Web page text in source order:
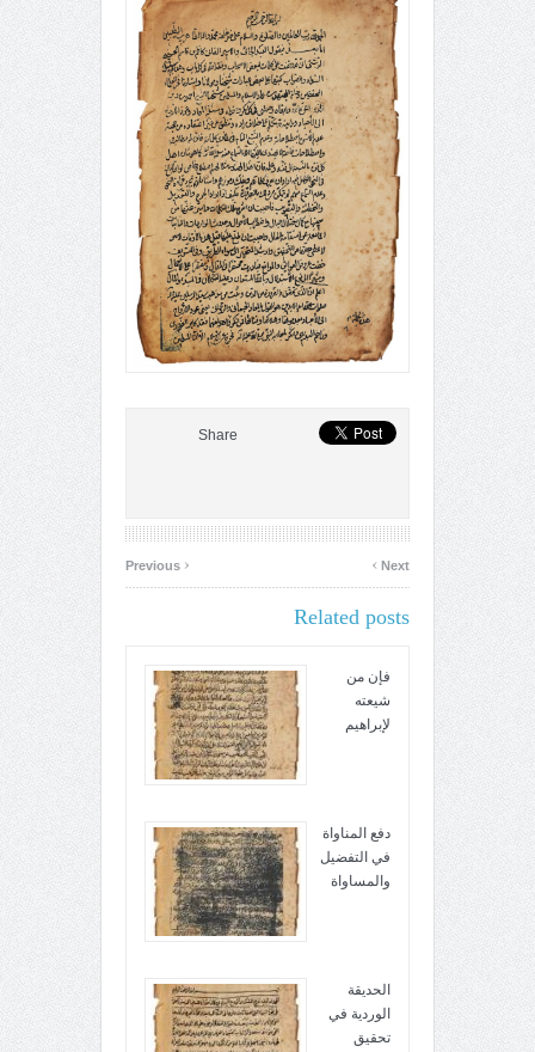
Share
‹ Next
›
Related posts
فإن من
شيعته
لإبراهيم
دفع المناواة
في التفضيل
والمساواة
الحديقة
الوردية في
تحقيق